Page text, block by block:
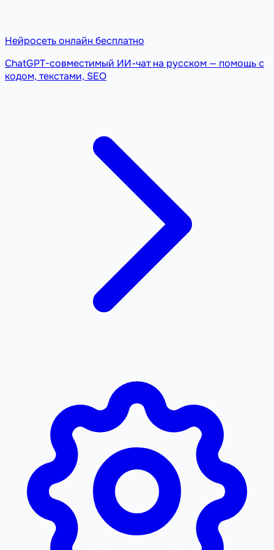
Нейросеть онлайн бесплатно
ChatGPT-совместимый ИИ-чат на русском — помощь с
кодом, текстами, SEO